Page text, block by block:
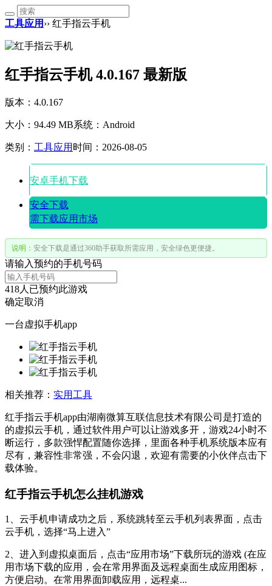
工具应用 ›› 红手指云手机
红手指云手机 4.0.167 最新版
版本：4.0.167
大小：94.49 MB系统：Android
类别： 工具应用 时间：2026-08-05
安卓手机下载
安全下载
需下载应用市场
说明： 安全下载是通过360助手获取所需应用，安全绿色更便捷。
请输入预约的手机号码
418人已预约此游戏
确定取消
一台虚拟手机app
相关推荐： 实用工具
红手指云手机app由湖南微算互联信息技术有限公司是打造的
的虚拟云手机，通过软件用户可以让游戏多开，游戏24小时不
断运行，多款强悍配置随你选择，里面各种手机系统版本应有
尽有，兼容性非常强，不会闪退，欢迎有需要的小伙伴点击下
载体验。
红手指云手机怎么挂机游戏
1、云手机申请成功之后，系统跳转至云手机列表界面，点击
云手机，选择“马上进入”
2、进入到虚拟桌面后，点击“应用市场”下载所玩的游戏 (在应
用市场下载的应用，会在常用界面及远程桌面生成应用图标，
方便启动。在常用界面卸载应用，远程桌...